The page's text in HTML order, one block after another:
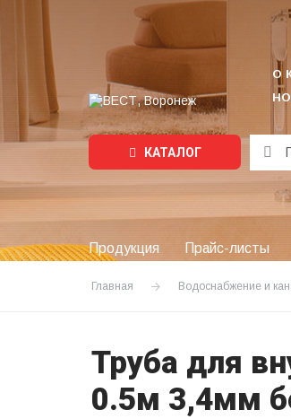
О
КАТАЛОГ
Продукция Прайс-листы
Главная Водоснабжение и
Труба для
0.5м 3,4мм